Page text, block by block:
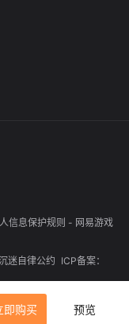
即购买 预览
信息保护规则 - 网易游戏
迷自律公约 ICP备案：